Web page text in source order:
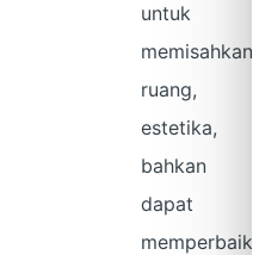
untuk
memisahkan
ruang,
estetika,
bahkan
dapat
memperbaiki